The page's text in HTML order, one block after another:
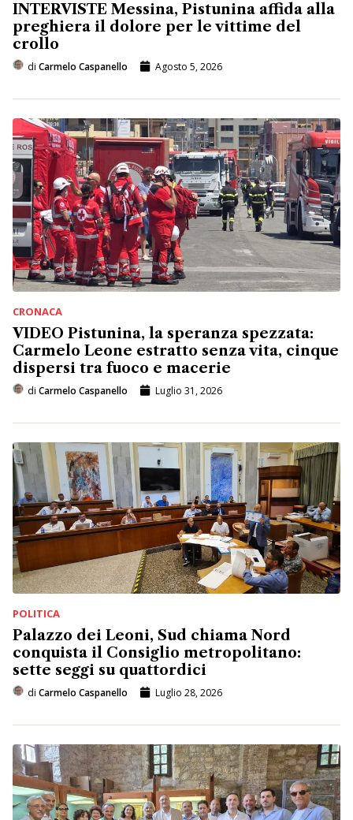
INTERVISTE Messina, Pistunina affida alla
preghiera il dolore per le vittime del
crollo
di Carmelo Caspanello Agosto 5, 2026
CRONACA
VIDEO Pistunina, la speranza spezzata:
Carmelo Leone estratto senza vita, cinque
dispersi tra fuoco e macerie
di Carmelo Caspanello Luglio 31, 2026
POLITICA
Palazzo dei Leoni, Sud chiama Nord
conquista il Consiglio metropolitano:
sette seggi su quattordici
di Carmelo Caspanello Luglio 28, 2026